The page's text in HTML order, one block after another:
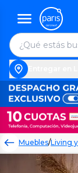
Muebles/Living